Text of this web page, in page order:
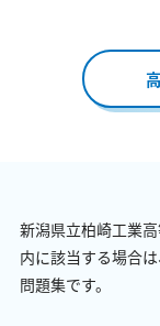
新潟県立柏崎工業
内に該当する場合
問題集です。